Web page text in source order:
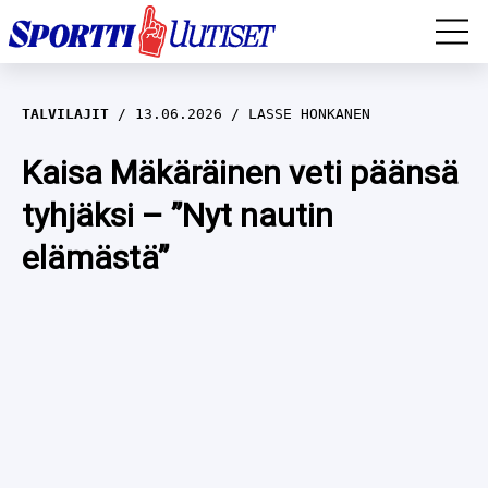
EM-YLEISURHEILU
JÄÄKIEKKO
YLEISURHEILU
WILMA HELTELÄ
TALVILAJIT
TALVILAJIT 13.06.2026 LASSE HONKANEN
Kaisa Mäkäräinen veti päänsä
tyhjäksi – ”Nyt nautin
elämästä”